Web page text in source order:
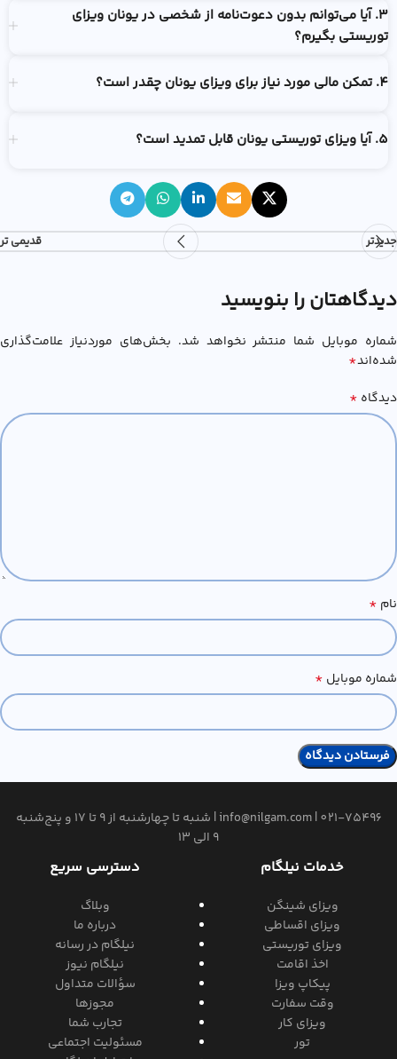
3. آیا می‌توانم بدون دعوت‌نامه از شخصی در یونان ویزای
توریستی بگیرم؟
4. تمکن مالی مورد نیاز برای ویزای یونان چقدر است؟
5. آیا ویزای توریستی یونان قابل تمدید است؟
جدیدتر قدیمی تر
دیدگاهتان را بنویسید
شماره موبایل شما منتشر نخواهد شد. بخش‌های موردنیاز علامت‌گذاری
شده‌اند*
دیدگاه *
نام *
شماره موبایل *
021-75496
|
info@nilgam.com
| شنبه تا چهارشنبه از 9 تا 17 و پنج‌شنبه
9 الی 13
خدمات نیلگام
ویزای شینگن
ویزای اقساطی
ویزای توریستی
اخذ اقامت
پیکاپ ویزا
وقت سفارت
ویزای کار
تور
دسترسی سریع
وبلاگ
درباره ما
نیلگام در رسانه
نیلگام نیوز
سؤالات متداول
مجوزها
تجارب شما
مسئولیت اجتماعی